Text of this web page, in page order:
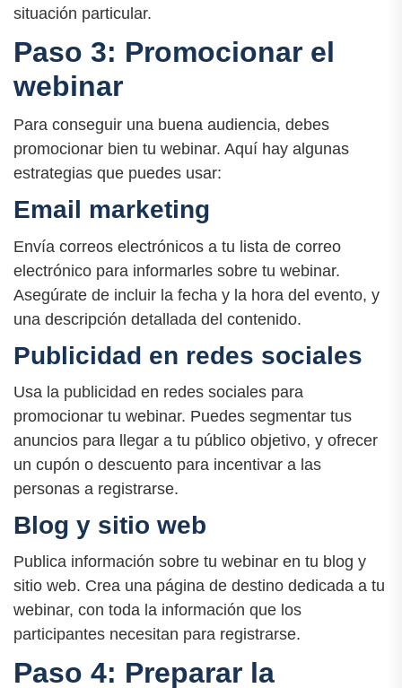
situación particular.
Paso 3: Promocionar el
webinar
Para conseguir una buena audiencia, debes
promocionar bien tu webinar. Aquí hay algunas
estrategias que puedes usar:
Email marketing
Envía correos electrónicos a tu lista de correo
electrónico para informarles sobre tu webinar.
Asegúrate de incluir la fecha y la hora del evento, y
una descripción detallada del contenido.
Publicidad en redes sociales
Usa la publicidad en redes sociales para
promocionar tu webinar. Puedes segmentar tus
anuncios para llegar a tu público objetivo, y ofrecer
un cupón o descuento para incentivar a las
personas a registrarse.
Blog y sitio web
Publica información sobre tu webinar en tu blog y
sitio web. Crea una página de destino dedicada a tu
webinar, con toda la información que los
participantes necesitan para registrarse.
Paso 4: Preparar la